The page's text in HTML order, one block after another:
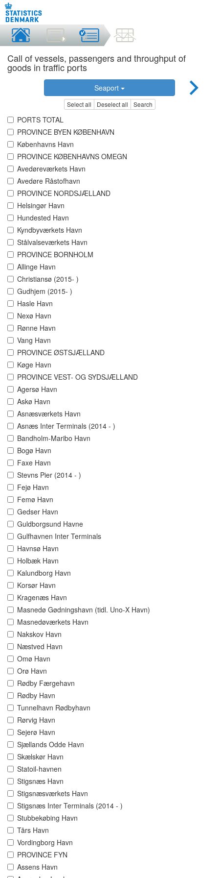
Call of vessels, passengers and throughput of
goods in traffic ports
Seaport
Select all Deselect all Search
PORTS TOTAL
PROVINCE BYEN KØBENHAVN
Københavns Havn
PROVINCE KØBENHAVNS OMEGN
Avedøreværkets Havn
Avedøre Råstofhavn
PROVINCE NORDSJÆLLAND
Helsingør Havn
Hundested Havn
Kyndbyværkets Havn
Stålvalseværkets Havn
PROVINCE BORNHOLM
Allinge Havn
Christiansø (2015- )
Gudhjem (2015- )
Hasle Havn
Nexø Havn
Rønne Havn
Vang Havn
PROVINCE ØSTSJÆLLAND
Køge Havn
PROVINCE VEST- OG SYDSJÆLLAND
Agersø Havn
Askø Havn
Asnæsværkets Havn
Asnæs Inter Terminals (2014 - )
Bandholm-Maribo Havn
Bogø Havn
Faxe Havn
Stevns Pier (2014 - )
Fejø Havn
Femø Havn
Gedser Havn
Guldborgsund Havne
Gulfhavnen Inter Terminals
Havnsø Havn
Holbæk Havn
Kalundborg Havn
Korsør Havn
Kragenæs Havn
Masnedø Gødningshavn (tidl. Uno-X Havn)
Masnedøværkets Havn
Nakskov Havn
Næstved Havn
Omø Havn
Orø Havn
Rødby Færgehavn
Rødby Havn
Tunnelhavn Rødbyhavn
Rørvig Havn
Sejerø Havn
Sjællands Odde Havn
Skælskør Havn
Statoil-havnen
Stigsnæs Havn
Stigsnæsværkets Havn
Stigsnæs Inter Terminals (2014 - )
Stubbekøbing Havn
Tårs Havn
Vordingborg Havn
PROVINCE FYN
Assens Havn